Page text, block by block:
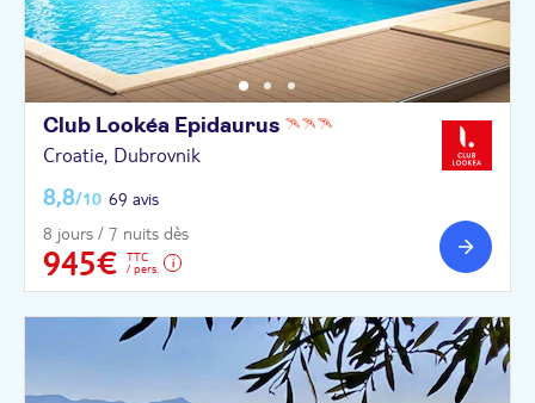
Club Lookéa Epidaurus
Croatie, Dubrovnik
8,8/10 69 avis
8 jours / 7 nuits dès
945€
TTC
/ pers.